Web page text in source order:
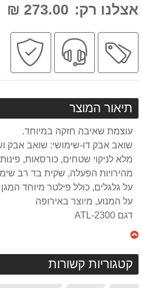
אצלנו רק: 273.00 ₪
מבצע
שירות
מקצועי
תיאור המוצר
עוצמת שאיבה חזקה במיוחד.
שואב אבק דו-שימושי: שואב אבק
מהירויות הפעלה, שקית בד רב
על גלגלים, כולל פילטר מיוחד
על המנוע, מיוצר באירופה
דגם ATL-2300
קטגוריות קשורות